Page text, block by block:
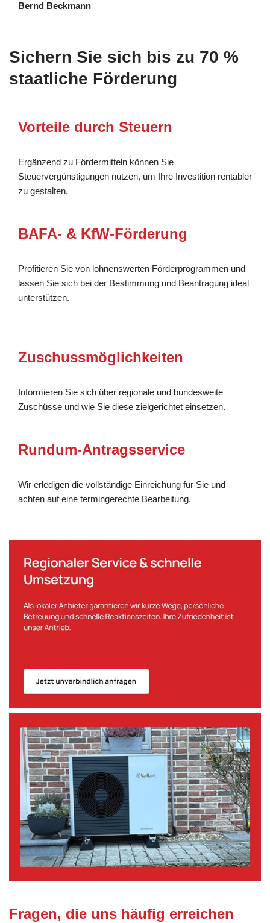
Bernd Beckmann
Sichern Sie sich bis zu 70 %
staatliche Förderung
Vorteile durch Steuern
Ergänzend zu Fördermitteln können Sie
Steuervergünstigungen nutzen, um Ihre Investition rentabler
zu gestalten.
BAFA- & KfW-Förderung
Profitieren Sie von lohnenswerten Förderprogrammen und
lassen Sie sich bei der Bestimmung und Beantragung ideal
unterstützen.
Zuschussmöglichkeiten
Informieren Sie sich über regionale und bundesweite
Zuschüsse und wie Sie diese zielgerichtet einsetzen.
Rundum-Antragsservice
Wir erledigen die vollständige Einreichung für Sie und
achten auf eine termingerechte Bearbeitung.
Fragen, die uns häufig erreichen